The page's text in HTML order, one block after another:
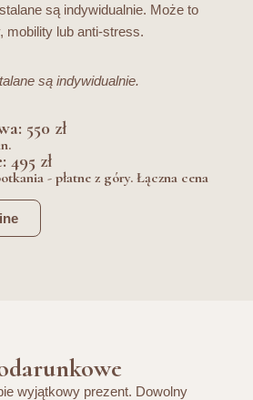
są indywidualnie. Może to
mobility lub anti-stress.
są indywidualnie.
550 zł
495 zł
- płatne z góry. Łączna cena
wyjątkowy prezent. Dowolny